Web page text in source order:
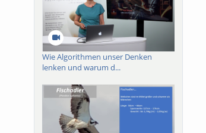
Wie Algorithmen unser Denken
lenken und warum d...